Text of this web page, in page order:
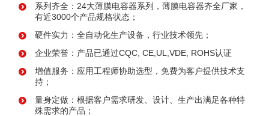
系列齐全：24大薄膜电容器系列，薄膜电容器齐全厂家，
有近3000个产品规格状态；
硬件实力：全自动化生产设备，行业技术领先；
企业荣誉：产品已通过CQC, CE,UL,VDE, ROHS认证
增值服务：应用工程师协助选型，免费为客户提供技术支
持；
量身定做：根据客户需求研发、设计、生产出满足各种特
殊需求的产品；